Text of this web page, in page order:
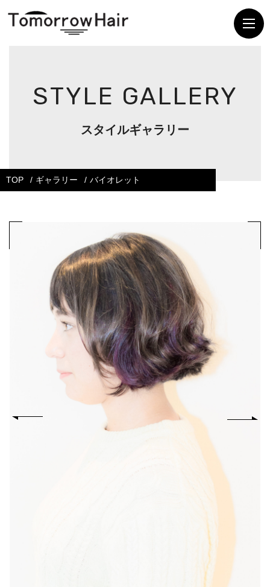
STYLE GALLERY
スタイルギャラリー
TOP ギャラリー バイオレット